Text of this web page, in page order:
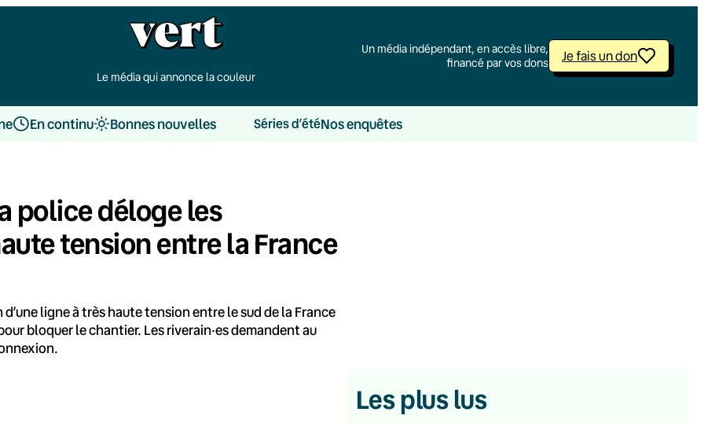
Le média qui annonce la couleur
Un média indépendant, en accès libre,
financé par vos dons
Je fais un don
En continu Bonnes nouvelles Séries d’étéNos enquêtes
police déloge les
tension entre la France
ligne à très haute tension entre le sud de la France
bloquer le chantier. Les riverain·es demandent au
Les plus lus